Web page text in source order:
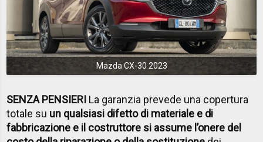
Mazda CX-30 2023
SENZA PENSIERI La garanzia prevede una copertura
totale su un qualsiasi difetto di materiale e di
fabbricazione e il costruttore si assume l’onere del